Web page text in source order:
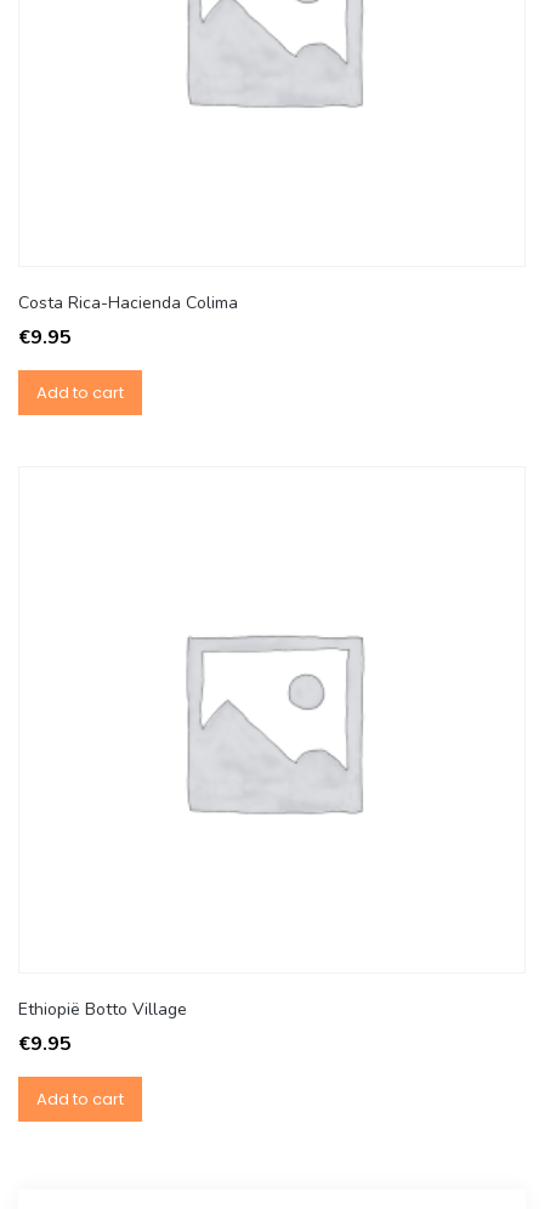
Costa Rica-Hacienda Colima
€9.95
Add to cart
Ethiopië Botto Village
€9.95
Add to cart